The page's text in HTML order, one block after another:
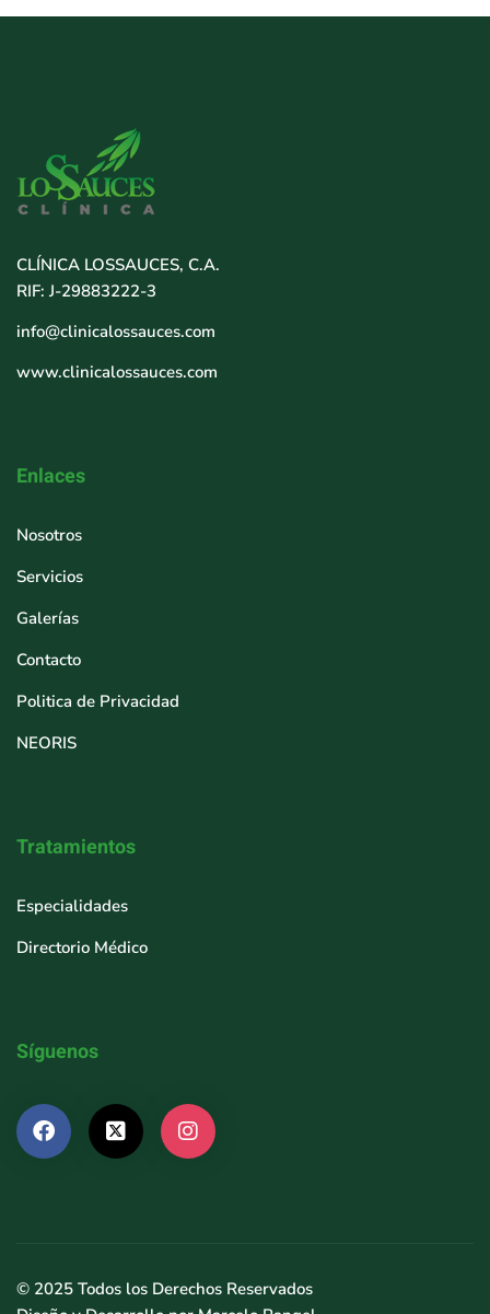
CLÍNICA LOSSAUCES, C.A.
RIF: J-29883222-3
info@clinicalossauces.com
www.clinicalossauces.com
Enlaces
Nosotros
Servicios
Galerías
Contacto
Politica de Privacidad
NEORIS
Tratamientos
Especialidades
Directorio Médico
Síguenos
© 2025 Todos los Derechos Reservados